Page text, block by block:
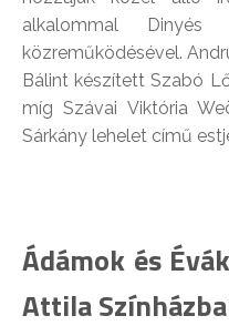
alkalommal Dinyés
közreműködésével.
Bálint készített Szabó
míg Szávai Viktória
Sárkány lehelet című
Ádámok és
Attila